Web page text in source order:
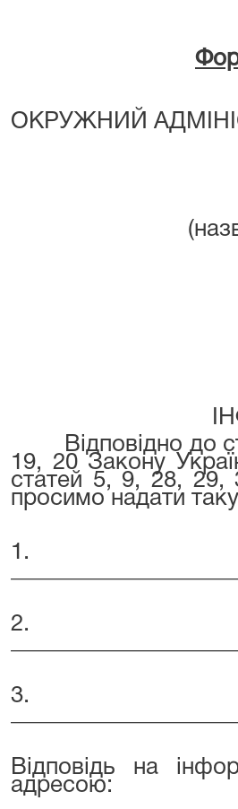
ОКРУЖНИЙ
Відповідно до
19, 20 Закону
статей 5, 9, 28, 29,
просимо надати
1.
2.
3.
Вiдповідь на
адресою: